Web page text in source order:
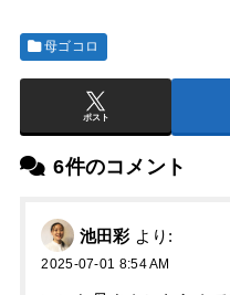
母ゴコロ
ポスト
6件のコメント
池田彩 より:
2025-07-01 8:54 AM